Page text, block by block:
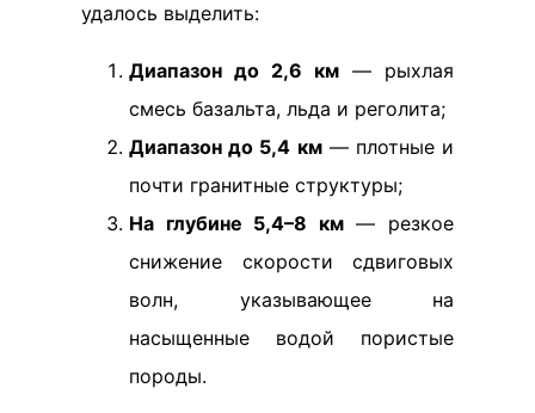
удалось выделить:
Диапазон до 2,6 км — рыхлая
смесь базальта, льда и реголита;
Диапазон до 5,4 км— плотные и
почти гранитные структуры;
На глубине 5,4–8 км— резкое
снижение скорости сдвиговых
волн, указывающее на
насыщенные водой пористые
породы.